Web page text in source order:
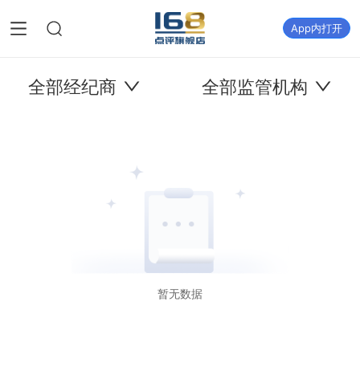
App内打开
全部经纪商 全部监管机构
暂无数据